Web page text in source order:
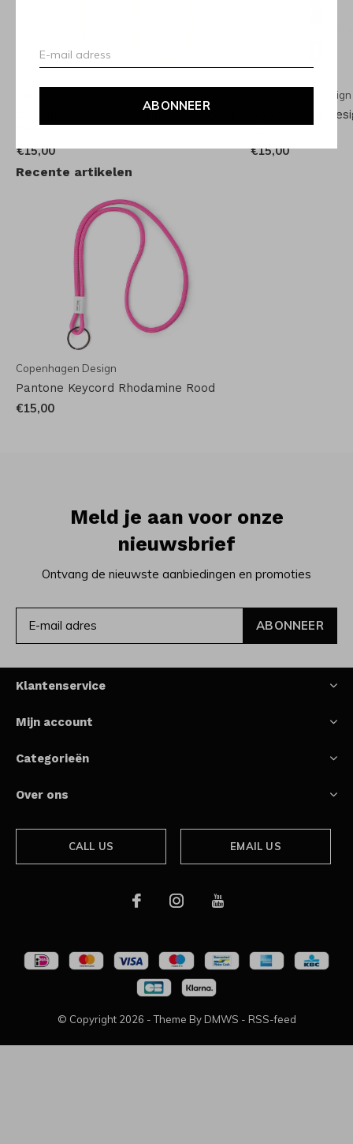
ABONNEER
Copenhagen Design Pantone Keycord
€15,00
Copenhagen Design
Copenhagen
€15,00
Recente artikelen
Copenhagen Design
Pantone Keycord Rhodamine Rood
€15,00
Meld je aan voor onze
nieuwsbrief
Ontvang de nieuwste aanbiedingen en promoties
ABONNEER
Klantenservice
Mijn account
Categorieën
Over ons
CALL US EMAIL US
© Copyright 2026 - Theme By DMWS - RSS-feed